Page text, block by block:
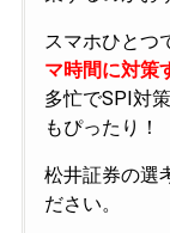
スマホひとつ
マ時間に対策
多忙でSPI対
もぴったり！
松井証券の選
ださい。